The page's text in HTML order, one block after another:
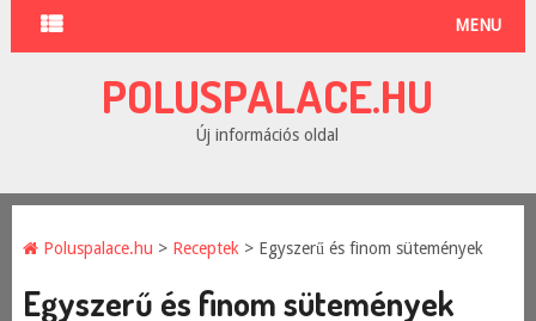
MENU
POLUSPALACE.HU
Új információs oldal
Poluspalace.hu > Receptek > Egyszerű és finom sütemények
Egyszerű és finom sütemények